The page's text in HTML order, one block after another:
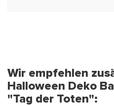
Wir empfehlen
Halloween Deko
"Tag der Toten":